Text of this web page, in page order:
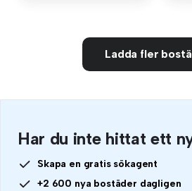
Ladda fler
Har du inte hittat ett
Skapa en gratis sökagent
+2 600 nya bostäder dagligen